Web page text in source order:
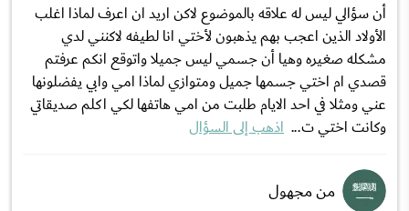
أن سؤالي ليس له علاقه بالموضوع لاكن اريد ان اعرف لماذا اغلب
الأولاد الذين اعجب بهم يذهبون لأختي انا لطيفه لاكنني لدي
مشكله صغيره وهيا أن جسمي ليس جميلا واتوقع انكم عرفتم
قصدي ام اختي جسمها جميل ومتوازي لماذا امي وابي يفضلونها
عني ومثلا في احد الايام طلبت من امي هاتفها لكي اكلم صديقاتي
وكانت اختي ت... اذهب إلى السؤال
من مجهول